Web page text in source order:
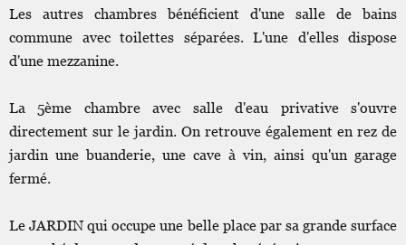
Les autres chambres bénéficient d'une salle de bains
commune avec toilettes séparées. L'une d'elles dispose
d'une mezzanine.
La 5ème chambre avec salle d'eau privative s'ouvre
directement sur le jardin. On retrouve également en rez de
jardin une buanderie, une cave à vin, ainsi qu'un garage
fermé.
Le JARDIN qui occupe une belle place par sa grande surface